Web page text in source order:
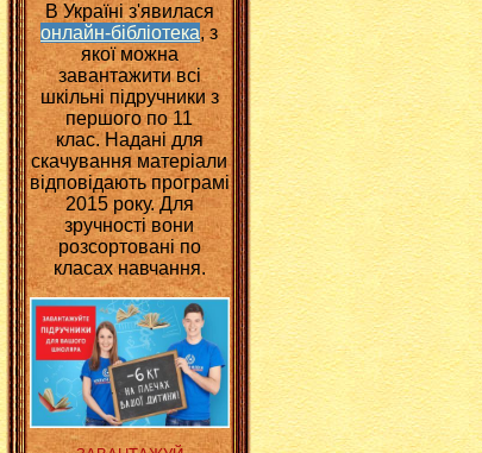
В Україні з'явилася
онлайн-бібліотека, з
якої можна
завантажити всі
шкільні підручники з
першого по 11
клас. Надані для
скачування матеріали
відповідають програмі
2015 року. Для
зручності вони
розсортовані по
класах навчання.